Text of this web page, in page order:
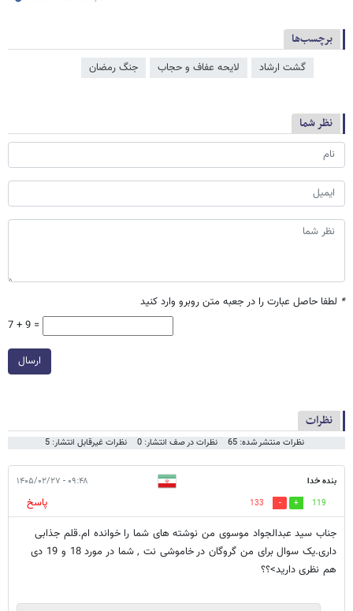
برچسب‌ها
گشت ارشاد لایحه عفاف و حجاب جنگ رمضان
نظر شما
* لطفا حاصل عبارت را در جعبه متن روبرو وارد کنید
7 + 9 =
ارسال
نظرات
نظرات منتشر شده: 65 نظرات در صف انتشار: 0 نظرات غیرقابل انتشار: 5
بنده خدا ۰۹:۴۸ - ۱۴۰۵/۰۲/۲۷
119
133
پاسخ
جناب سید عبدالجواد موسوی من نوشته های شما را خوانده ام.قلم جذابی
داری.یک سوال برای من گروگان در خاموشی نت , شما در مورد 18 و 19 دی
هم نظری دارید>؟؟